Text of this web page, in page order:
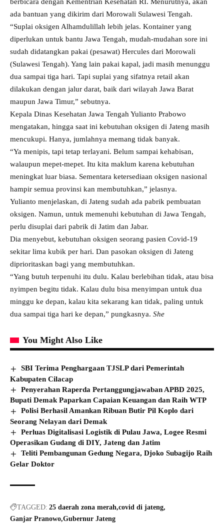
ada bantuan yang dikirim dari Morowali Sulawesi Tengah.
“Suplai oksigen Alhamdulillah lebih jelas. Kontainer yang
diperlukan untuk bantu Jawa Tengah, mudah-mudahan sore ini
sudah didatangkan pakai (pesawat) Hercules dari Morowali
(Sulawesi Tengah). Yang lain pakai kapal, jadi masih menunggu
dua sampai tiga hari. Tapi suplai yang sifatnya retail akan
dilakukan dengan jalur darat, baik dari wilayah Jawa Barat
maupun Jawa Timur,” sebutnya.
Kepala Dinas Kesehatan Jawa Tengah Yulianto Prabowo
mengatakan, hingga saat ini kebutuhan oksigen di Jateng masih
mencukupi. Hanya, jumlahnya memang tidak banyak.
“Ya menipis, tapi tetap terlayani. Belum sampai kehabisan,
walaupun mepet-mepet. Itu kita maklum karena kebutuhan
meningkat luar biasa. Sementara ketersediaan oksigen nasional
hampir semua provinsi kan membutuhkan,” jelasnya.
Yulianto menjelaskan, di Jateng sudah ada pabrik pembuatan
oksigen. Namun, untuk memenuhi kebutuhan di Jawa Tengah,
perlu disuplai dari pabrik di Jatim dan Jabar.
Dia menyebut, kebutuhan oksigen seorang pasien Covid-19
sekitar lima kubik per hari. Dan pasokan oksigen di Jateng
diprioritaskan bagi yang membutuhkan.
“Yang butuh terpenuhi itu dulu. Kalau berlebihan tidak, atau bisa
nyimpen begitu tidak. Kalau dulu bisa menyimpan untuk dua
minggu ke depan, kalau kita sekarang kan tidak, paling untuk
dua sampai tiga hari ke depan,” pungkasnya. She
You Might Also Like
SBI Terima Penghargaan TJSLP dari Pemerintah
Kabupaten Cilacap
Penyerahan Raperda Pertanggungjawaban APBD 2025,
Bupati Demak Paparkan Capaian Keuangan dan Raih WTP
Polisi Berhasil Amankan Ribuan Butir Pil Koplo dari
Seorang Nelayan dari Demak
Perluas Digitalisasi Logistik di Pulau Jawa, Logee Resmi
Operasikan Gudang di DIY, Jateng dan Jatim
Teliti Pembangunan Gedung Negara, Djoko Subagijo Raih
Gelar Doktor
TAGGED: 25 daerah zona merah covid di jateng
Ganjar Pranowo Gubernur Jateng